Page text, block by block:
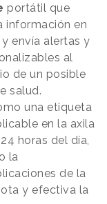
portátil que
información en
envía alertas y
al
de un posible
salud.
una etiqueta
en la axila
horas del día,
la
de la
y efectiva la